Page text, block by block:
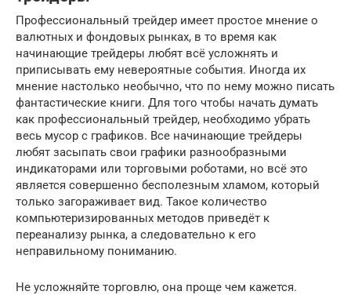
Профессиональный трейдер имеет простое мнение о
валютных и фондовых рынках, в то время как
начинающие трейдеры любят всё усложнять и
приписывать ему невероятные события. Иногда их
мнение настолько необычно, что по нему можно писать
фантастические книги. Для того чтобы начать думать
как профессиональный трейдер, необходимо убрать
весь мусор с графиков. Все начинающие трейдеры
любят засыпать свои графики разнообразными
индикаторами или торговыми роботами, но всё это
является совершенно бесполезным хламом, который
только загораживает вид. Такое количество
компьютеризированных методов приведёт к
переанализу рынка, а следовательно к его
неправильному пониманию.
Не усложняйте торговлю, она проще чем кажется.